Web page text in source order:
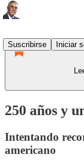
Suscribirse
Iniciar
250 años y
Intentando
americano